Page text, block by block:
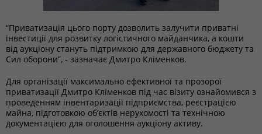
“Приватизація цього порту дозволить залучити приватні
інвестиції для розвитку логістичного майданчика, а кошти
від аукціону стануть підтримкою для державного бюджету та
Сил оборони”, - зазначає Дмитро Кліменков.
Для організації максимально ефективної та прозорої
приватизації Дмитро Кліменков під час візиту ознайомився з
проведенням інвентаризації підприємства, реєстрацією
майна, підготовкою об’єктів нерухомості та технічною
документацією для оголошення аукціону активу.